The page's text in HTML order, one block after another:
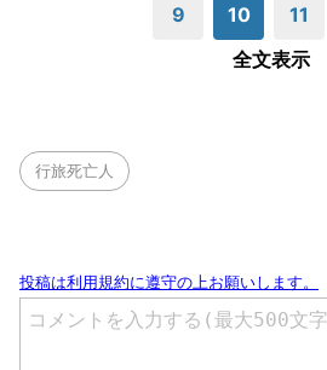
9 10 11
全文表示
行旅死亡人